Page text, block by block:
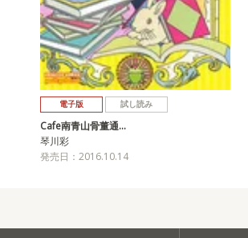
電子版 試し読み
Cafe南青山骨董通…
琴川彩
発売日：2016.10.14